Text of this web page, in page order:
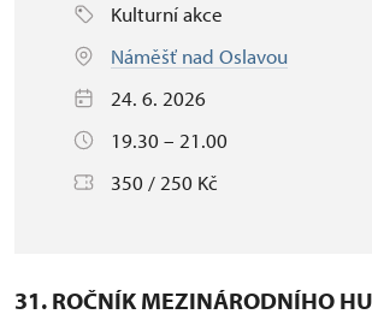
Kulturní akce
Náměšť nad Oslavou
24. 6. 2026
19.30 – 21.00
350 / 250 Kč
31. ROČNÍK MEZINÁRODNÍHO